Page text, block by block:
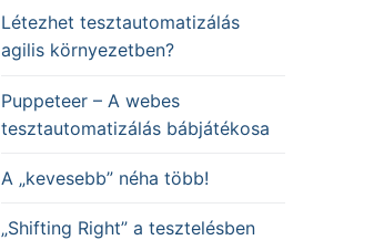
Létezhet tesztautomatizálás
agilis környezetben?
Puppeteer – A webes
tesztautomatizálás bábjátékosa
A „kevesebb” néha több!
„Shifting Right” a tesztelésben